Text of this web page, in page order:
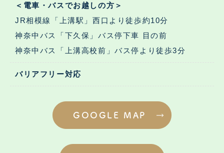
＜電車・バスでお越しの方＞
JR相模線「上溝駅」西口より徒歩約10分
神奈中バス「下久保」バス停下車 目の前
神奈中バス「上溝高校前」バス停より徒歩3分
バリアフリー対応
GOOGLE MAP